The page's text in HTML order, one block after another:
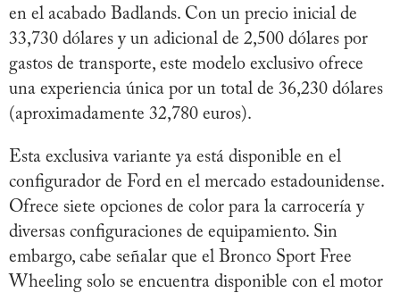
en el acabado Badlands. Con un precio inicial de
33,730 dólares y un adicional de 2,500 dólares por
gastos de transporte, este modelo exclusivo ofrece
una experiencia única por un total de 36,230 dólares
(aproximadamente 32,780 euros).
Esta exclusiva variante ya está disponible en el
configurador de Ford en el mercado estadounidense.
Ofrece siete opciones de color para la carrocería y
diversas configuraciones de equipamiento. Sin
embargo, cabe señalar que el Bronco Sport Free
Wheeling solo se encuentra disponible con el motor